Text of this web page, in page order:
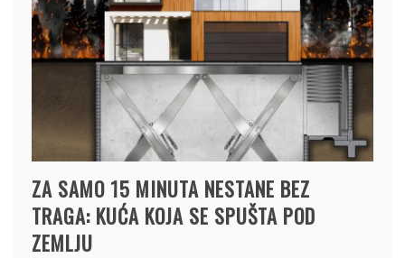
ZA SAMO 15 MINUTA NESTANE BEZ
TRAGA: KUĆA KOJA SE SPUŠTA POD
ZEMLJU